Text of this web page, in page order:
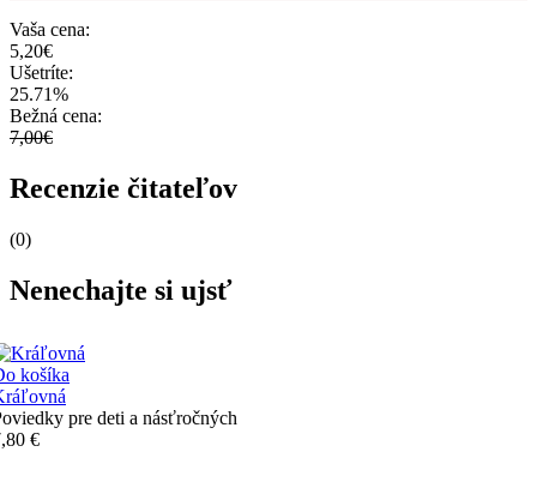
Vaša cena:
5,20€
Ušetríte:
25.71%
Bežná cena:
7,00€
Recenzie čitateľov
(0)
Nenechajte si ujsť
košíka
pre deti a násťročných
€